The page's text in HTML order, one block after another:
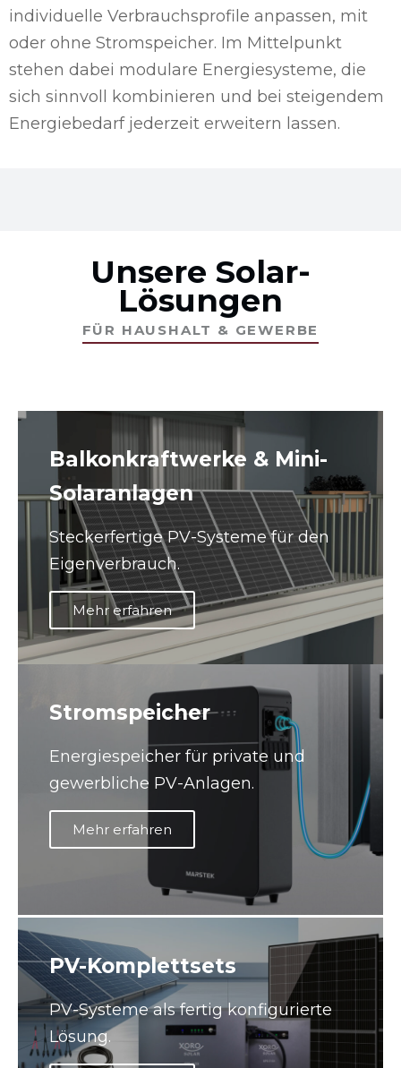
individuelle Verbrauchsprofile anpassen, mit
oder ohne Stromspeicher. Im Mittelpunkt
stehen dabei modulare Energiesysteme, die
sich sinnvoll kombinieren und bei steigendem
Energiebedarf jederzeit erweitern lassen.
Unsere Solar-
Lösungen
FÜR HAUSHALT & GEWERBE
Balkonkraftwerke & Mini-
Solaranlagen
Steckerfertige PV-Systeme für den
Eigenverbrauch.
Mehr erfahren
Stromspeicher
Energiespeicher für private und
gewerbliche PV-Anlagen.
Mehr erfahren
PV-Komplettsets
PV-Systeme als fertig konfigurierte
Lösung.